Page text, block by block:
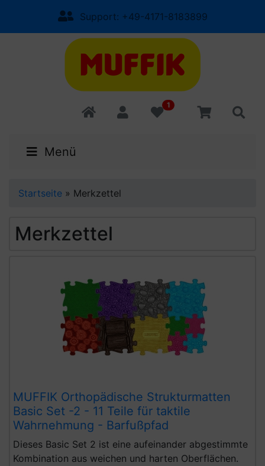
Support: +49-4171-8183899
1
Menü
Startseite » Merkzettel
Merkzettel
MUFFIK Orthopädische Strukturmatten
Basic Set -2 - 11 Teile für taktile
Wahrnehmung - Barfußpfad
Dieses Basic Set 2 ist eine aufeinander abgestimmte
Kombination aus weichen und harten Oberflächen.